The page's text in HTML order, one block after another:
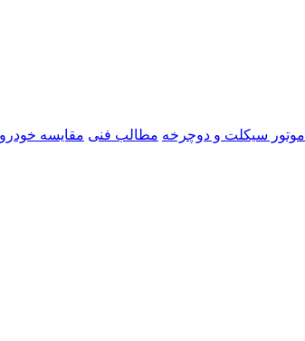
موتور سیکلت و دوچرخه مطالب فنی مقایسه خودرو